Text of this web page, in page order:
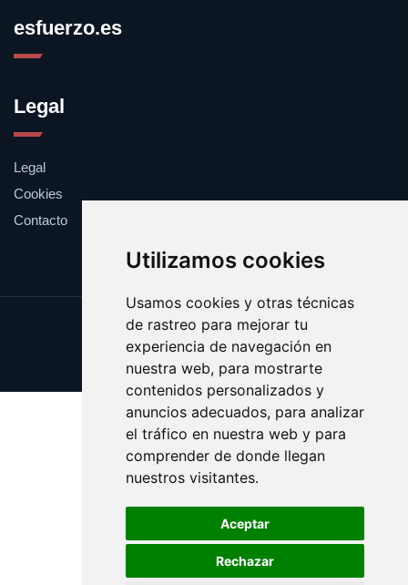
Utilizamos cookies
Usamos cookies y otras técnicas
de rastreo para mejorar tu
experiencia de navegación en
nuestra web, para mostrarte
contenidos personalizados y
anuncios adecuados, para analizar
el tráfico en nuestra web y para
comprender de donde llegan
nuestros visitantes.
Aceptar
Rechazar
esfuerzo.es
Legal
Legal
Cookies
Contacto
Update cookies preferences
Copyright © 2025 esfuerzo.es